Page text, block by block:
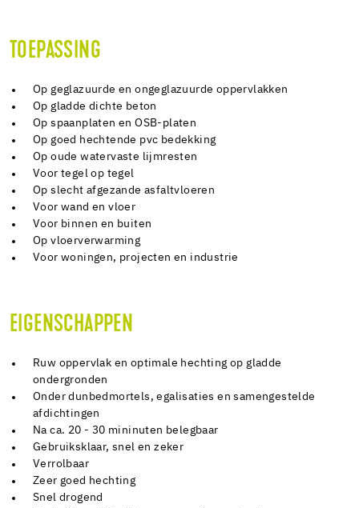
TOEPASSING
Op geglazuurde en ongeglazuurde oppervlakken
Op gladde dichte beton
Op spaanplaten en OSB-platen
Op goed hechtende pvc bedekking
Op oude watervaste lijmresten
Voor tegel op tegel
Op slecht afgezande asfaltvloeren
Voor wand en vloer
Voor binnen en buiten
Op vloerverwarming
Voor woningen, projecten en industrie
EIGENSCHAPPEN
Ruw oppervlak en optimale hechting op gladde
ondergronden
Onder dunbedmortels, egalisaties en samengestelde
afdichtingen
Na ca. 20 - 30 mininuten belegbaar
Gebruiksklaar, snel en zeker
Verrolbaar
Zeer goed hechting
Snel drogend